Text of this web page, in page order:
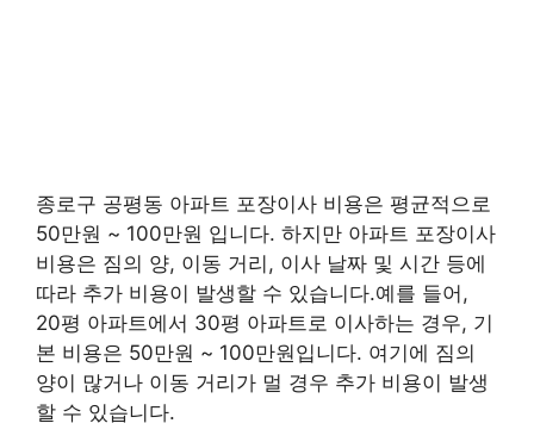
종로구 공평동 아파트 포장이사 비용은 평균적으로
50만원 ~ 100만원 입니다. 하지만 아파트 포장이사
비용은 짐의 양, 이동 거리, 이사 날짜 및 시간 등에
따라 추가 비용이 발생할 수 있습니다.예를 들어,
20평 아파트에서 30평 아파트로 이사하는 경우, 기
본 비용은 50만원 ~ 100만원입니다. 여기에 짐의
양이 많거나 이동 거리가 멀 경우 추가 비용이 발생
할 수 있습니다.